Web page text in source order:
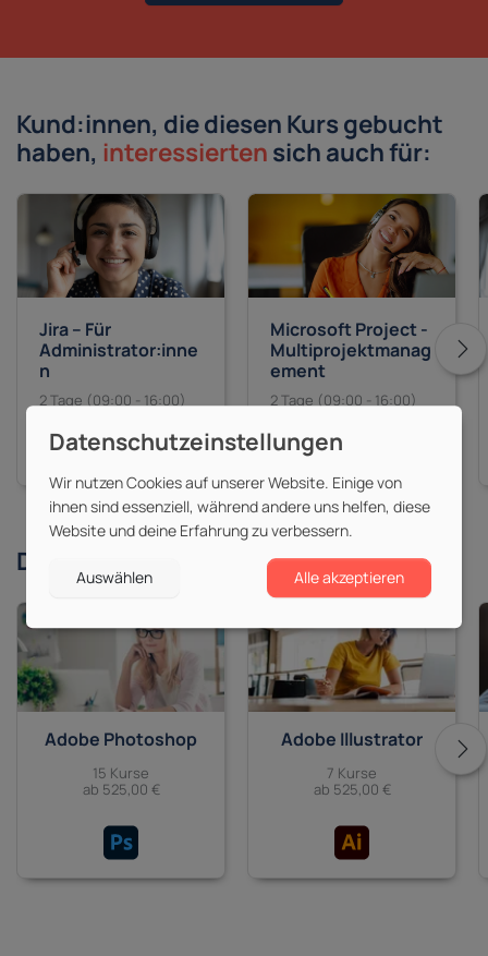
Kund:innen, die diesen Kurs gebucht
haben, interessiertensich auch für:
Jira – Für
Administrator:inne
n
2 Tage (09:00 - 16:00)
1.195,00 €
zzgl. MwSt.
Microsoft Project -
Multiprojektmanag
ement
2 Tage (09:00 - 16:00)
Derzeit beliebte Themen
Adobe Photoshop
15 Kurse
ab 525,00 €
Adobe Illustrator
7 Kurse
ab 525,00 €
Wir nutzen Cookies auf unserer Website. Einige von
ihnen sind essenziell, während andere uns helfen, diese
Website und deine Erfahrung zu verbessern.
Auswählen Alle akzeptieren